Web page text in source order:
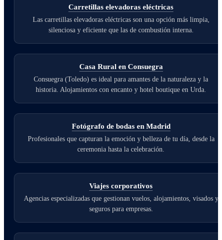
Carretillas elevadoras eléctricas
Las carretillas elevadoras eléctricas son una opción más limpia,
silenciosa y eficiente que las de combustión interna.
Casa Rural en Consuegra
Consuegra (Toledo) es ideal para amantes de la naturaleza y la
historia. Alojamientos con encanto y hotel boutique en Urda.
Fotógrafo de bodas en Madrid
Profesionales que capturan la emoción y belleza de tu día, desde la
ceremonia hasta la celebración.
Viajes corporativos
Agencias especializadas que gestionan vuelos, alojamientos, visados y
seguros para empresas.